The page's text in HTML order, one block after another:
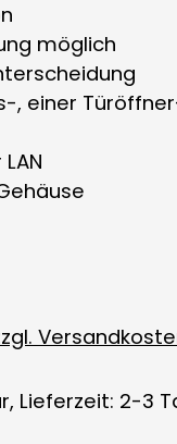
möglich
, einer
Lieferzeit: 2-3